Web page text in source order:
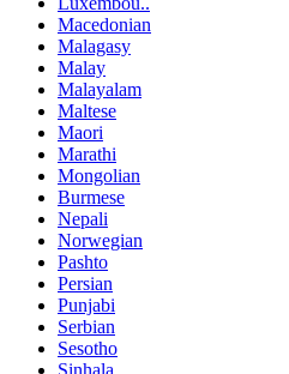
Macedonian
Malagasy
Malay
Malayalam
Maltese
Maori
Marathi
Mongolian
Burmese
Nepali
Norwegian
Pashto
Persian
Punjabi
Serbian
Sesotho
Sinhala